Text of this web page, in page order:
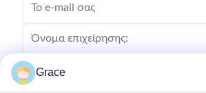
Grace